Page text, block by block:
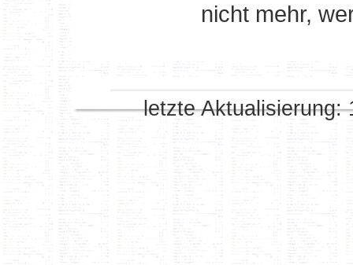
nicht mehr,
letzte Aktualisierung: